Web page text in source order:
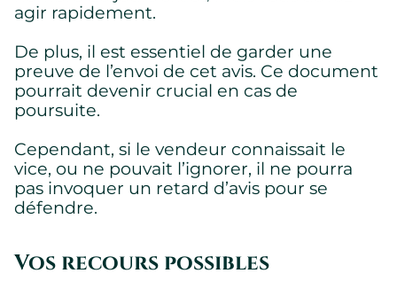
agir rapidement.
De plus, il est essentiel de garder une
preuve de l’envoi de cet avis. Ce document
pourrait devenir crucial en cas de
poursuite.
Cependant, si le vendeur connaissait le
vice, ou ne pouvait l’ignorer, il ne pourra
pas invoquer un retard d’avis pour se
défendre.
Vos recours possibles
Paramètres des témoins